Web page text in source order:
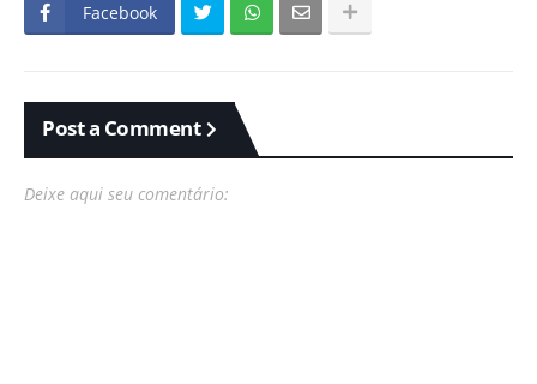
Facebook
Post a Comment
Deixe aqui seu comentário: